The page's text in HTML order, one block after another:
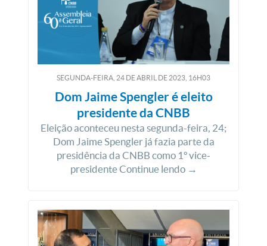
SEGUNDA-FEIRA, 24 DEABRIL DE 2023, 16H03
Dom Jaime Spengler é eleito
presidente da CNBB
Eleição aconteceu nesta segunda-feira, 24;
Dom Jaime Spengler já fazia parte da
presidência da CNBB como 1º vice-
presidente Continue lendo →